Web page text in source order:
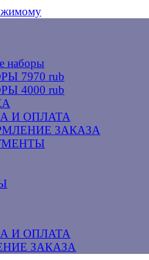
наборы
7970 rub
4000 rub
И ОПЛАТА
ЗАКАЗА
И ОПЛАТА
ЗАКАЗА